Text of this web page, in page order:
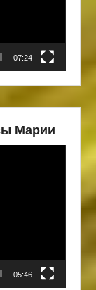
07:24
Марии
05:46